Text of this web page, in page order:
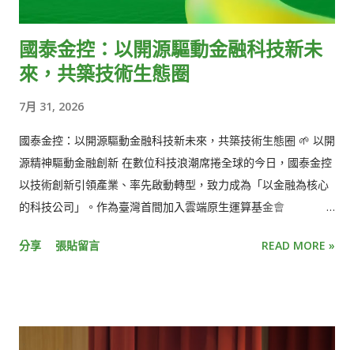
點即是 1 元，您可以在大會攤位上購置各種精美紀念品，包含運
動涼感毛巾與伸縮扣證件套！ ≡≡≡ 點數兌換規則 ≡≡≡ 您可以於
【紀念品攤位】旁的點數兌換區把點數...
國泰金控：以開源驅動金融科技新未
來，共築技術生態圈
7月 31, 2026
國泰金控：以開源驅動金融科技新未來，共築技術生態圈 🌱 以開
源精神驅動金融創新 在數位科技浪潮席捲全球的今日，國泰金控
以技術創新引領產業、率先啟動轉型，致力成為「以金融為核心
的科技公司」。作為臺灣首間加入雲端原生運算基金會
Source）的核心精神，參與國內外社群、並致力於支持開源文化
分享 張貼留言 READ MORE »